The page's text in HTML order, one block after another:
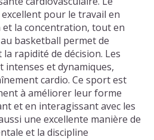
pour le travail en
la concentration, tout en
basketball permet de
rapidité de décision. Les
intenses et dynamiques,
cardio. Ce sport est
à améliorer leur forme
et en interagissant avec les
une excellente manière de
et la discipline